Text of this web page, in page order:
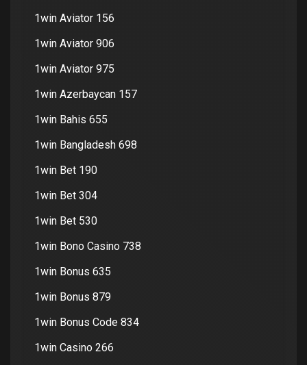
1win Aviator 156
1win Aviator 906
1win Aviator 975
1win Azerbaycan 157
1win Bahis 655
1win Bangladesh 698
1win Bet 190
1win Bet 304
1win Bet 530
1win Bono Casino 738
1win Bonus 635
1win Bonus 879
1win Bonus Code 834
1win Casino 266